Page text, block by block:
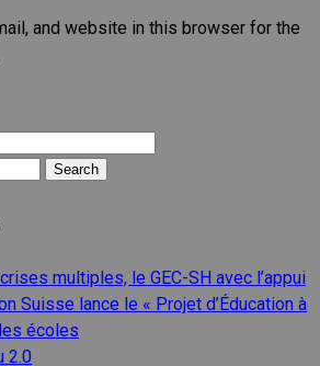
and website in this browser for the
multiples, le GEC-SH avec l’appui
Suisse lance le « Projet d’Éducation à
écoles
2.0